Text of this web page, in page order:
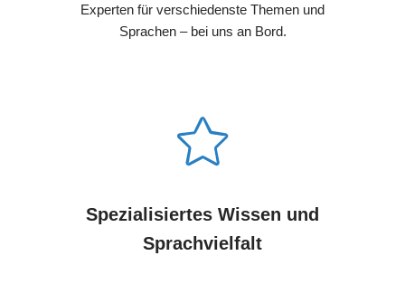
Experten für verschiedenste Themen und
Sprachen – bei uns an Bord.
Spezialisiertes Wissen und
Sprachvielfalt